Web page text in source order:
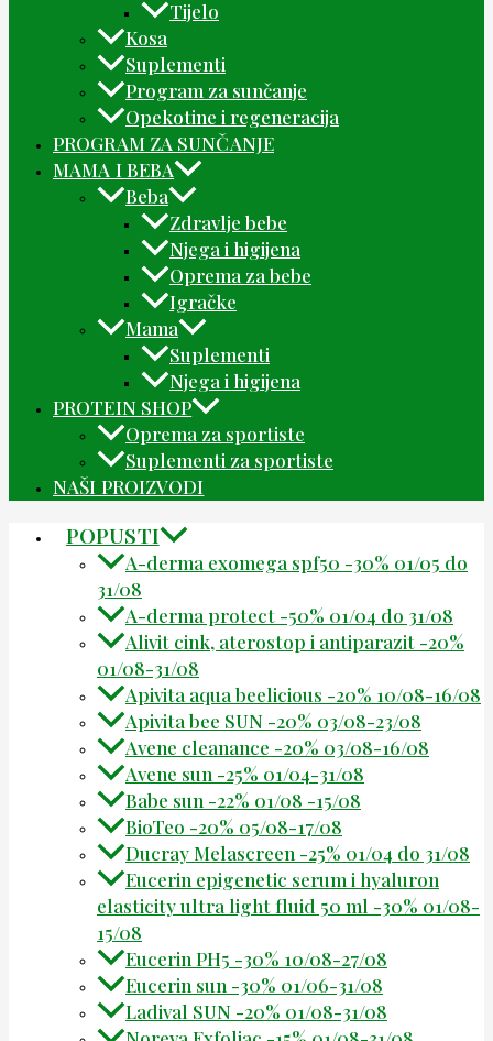
Tijelo
Kosa
Suplementi
Program za sunčanje
Opekotine i regeneracija
PROGRAM ZA SUNČANJE
MAMA I BEBA
Beba
Zdravlje bebe
Njega i higijena
Oprema za bebe
Igračke
Mama
Suplementi
Njega i higijena
PROTEIN SHOP
Oprema za sportiste
Suplementi za sportiste
NAŠI PROIZVODI
POPUSTI
A-derma exomega spf50 -30% 01/05 do
31/08
A-derma protect -50% 01/04 do 31/08
Alivit cink, aterostop i antiparazit -20%
01/08-31/08
Apivita aqua beelicious -20% 10/08-16/08
Apivita bee SUN -20% 03/08-23/08
Avene cleanance -20% 03/08-16/08
Avene sun -25% 01/04-31/08
Babe sun -22% 01/08 -15/08
BioTeo -20% 05/08-17/08
Ducray Melascreen -25% 01/04 do 31/08
Eucerin epigenetic serum i hyaluron
elasticity ultra light fluid 50 ml -30% 01/08-
15/08
Eucerin PH5 -30% 10/08-27/08
Eucerin sun -30% 01/06-31/08
Ladival SUN -20% 01/08-31/08